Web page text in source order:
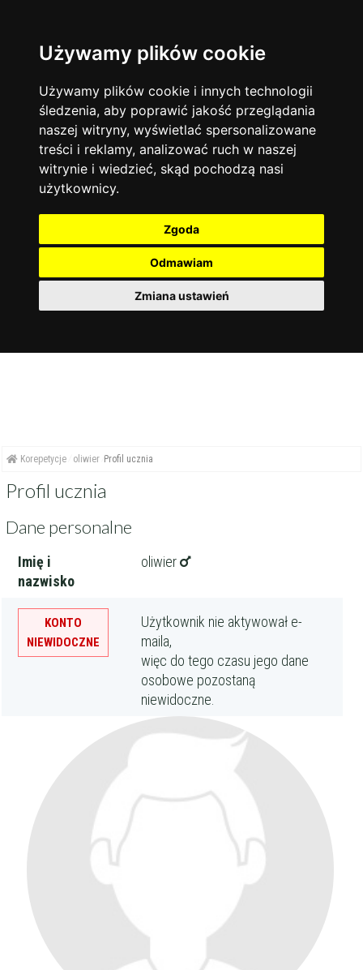
Używamy plików cookie
Używamy plików cookie i innych technologii
śledzenia, aby poprawić jakość przeglądania
naszej witryny, wyświetlać spersonalizowane
treści i reklamy, analizować ruch w naszej
witrynie i wiedzieć, skąd pochodzą nasi
użytkownicy.
Zgoda
Odmawiam
Zmiana ustawień
Język angielski 13744
Matematyka 12928
Chemia 4886
Język niemiecki 4307
Język polski 3426
Fizyka
Język francuski
Warszawa
Korepetycje
Online
14836
Kraków 7753
Wrocław
Łódź 3511
Gdańsk 2075
zakres dni
Wtorek
Środa
Czwartek
Piątek
Sobota
Niedziela
więcej filtrów Filtruj
Filtry
Szukaj w promieniu
km
Moja lokalizacja
Maksymalna cena
Korepetycje oliwier Profil ucznia
Profil ucznia
Dane personalne
Imię i
nazwisko
oliwier
KONTO
NIEWIDOCZNE
Użytkownik nie aktywował e-
maila,
więc do tego czasu jego dane
osobowe pozostaną
niewidoczne.